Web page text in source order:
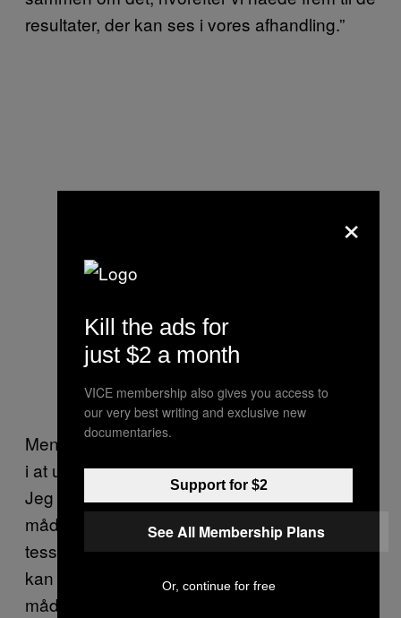
resultater, der kan ses i vores afhandling.”
Men Haddley fortalte også, at han underviser
i at undervise i matematik på universitetet.
Jeg kan personligt ikke komme på en bedre
måde at få studerende til at engagere sig i
tessellation end at relatere det til pizza, så det
kan være resultaterne kan anvendes på flere
måder i det virkelige liv, end han umiddelbart
×
Kill the ads for
just $2 a month
VICE membership also gives you access to
our very best writing and exclusive new
documentaries.
Support for $2
See All Membership Plans
Or, continue for free